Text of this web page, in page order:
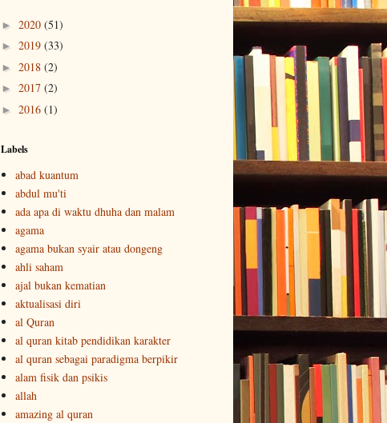
► 2020 (51)
► 2019 (33)
► 2018 (2)
► 2017 (2)
► 2016 (1)
Labels
abad kuantum
abdul mu'ti
ada apa di waktu dhuha dan malam
agama
agama bukan syair atau dongeng
ahli saham
ajal bukan kematian
aktualisasi diri
al Quran
al quran kitab pendidikan karakter
al quran sebagai paradigma berpikir
alam fisik dan psikis
allah
amazing al quran